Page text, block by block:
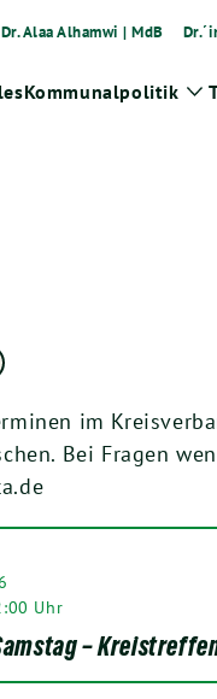
Dr. Alaa Alhamwi | MdB
Kommunalpolitik
im
Bei Fragen
Uhr
–